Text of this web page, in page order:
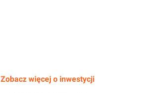
Zobacz więcej o inwestycji